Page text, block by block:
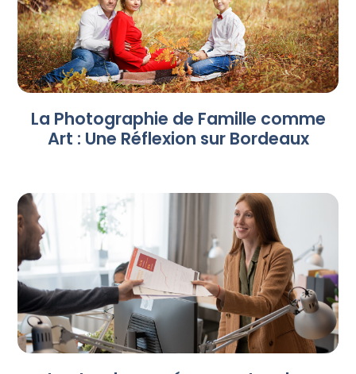
La Photographie de Famille comme
Art : Une Réflexion sur Bordeaux